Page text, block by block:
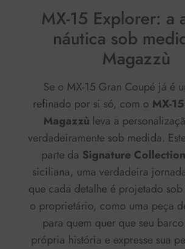
MX-15 Explorer: a
náutica sob
Magazzù
Se o MX-15 Gran Coupé já é
refinado por si só, com o MX-
Magazzù leva a
verdadeiramente sob medida.
parte da Signature Collection
siciliana, uma verdadeira
que cada detalhe é projetado
o proprietário, como uma peça
para quem quer que seu
própria história e expresse sua